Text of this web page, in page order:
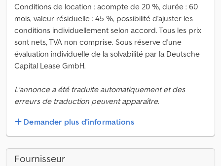
Conditions de location : acompte de 20 %, durée : 60
mois, valeur résiduelle : 45 %, possibilité d'ajuster les
conditions individuellement selon accord. Tous les prix
sont nets, TVA non comprise. Sous réserve d'une
évaluation individuelle de la solvabilité par la Deutsche
Capital Lease GmbH.
L'annonce a été traduite automatiquement et des
erreurs de traduction peuvent apparaître.
Demander plus d'informations
Fournisseur